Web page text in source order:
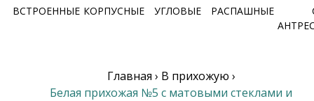
ВСТРОЕННЫЕ КОРПУСНЫЕ УГЛОВЫЕ РАСПАШНЫЕ
Главная › В прихожую ›
Белая прихожая №5 с матовыми стеклами и